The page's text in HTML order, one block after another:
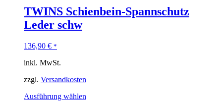
TWINS Schienbein-Spannschutz
Leder schw
136,90 € *
inkl. MwSt.
zzgl. Versandkosten
Ausführung wählen